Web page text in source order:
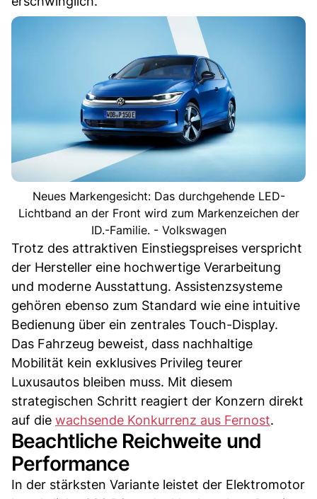
Neues Markengesicht: Das durchgehende LED-
Lichtband an der Front wird zum Markenzeichen der
ID.-Familie. - Volkswagen
Trotz des attraktiven Einstiegspreises verspricht
der Hersteller eine hochwertige Verarbeitung
und moderne Ausstattung. Assistenzsysteme
gehören ebenso zum Standard wie eine intuitive
Bedienung über ein zentrales Touch-Display.
Das Fahrzeug beweist, dass nachhaltige
Mobilität kein exklusives Privileg teurer
Luxusautos bleiben muss. Mit diesem
strategischen Schritt reagiert der Konzern direkt
auf die wachsende Konkurrenz aus Fernost.
Beachtliche Reichweite und
Performance
In der stärksten Variante leistet der Elektromotor